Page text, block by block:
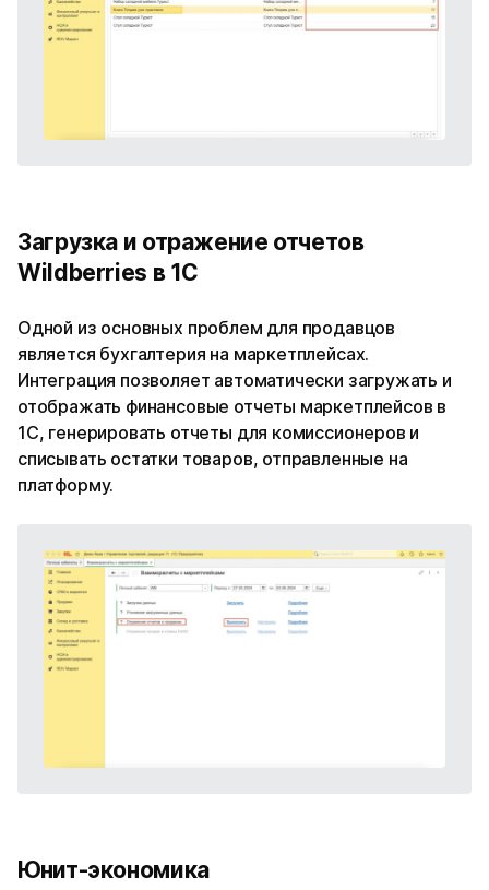
Загрузка и отражение отчетов
Wildberries в 1С
Одной из основных проблем для продавцов
является бухгалтерия на маркетплейсах.
Интеграция позволяет автоматически загружать и
отображать финансовые отчеты маркетплейсов в
1С, генерировать отчеты для комиссионеров и
списывать остатки товаров, отправленные на
платформу.
Юнит-экономика